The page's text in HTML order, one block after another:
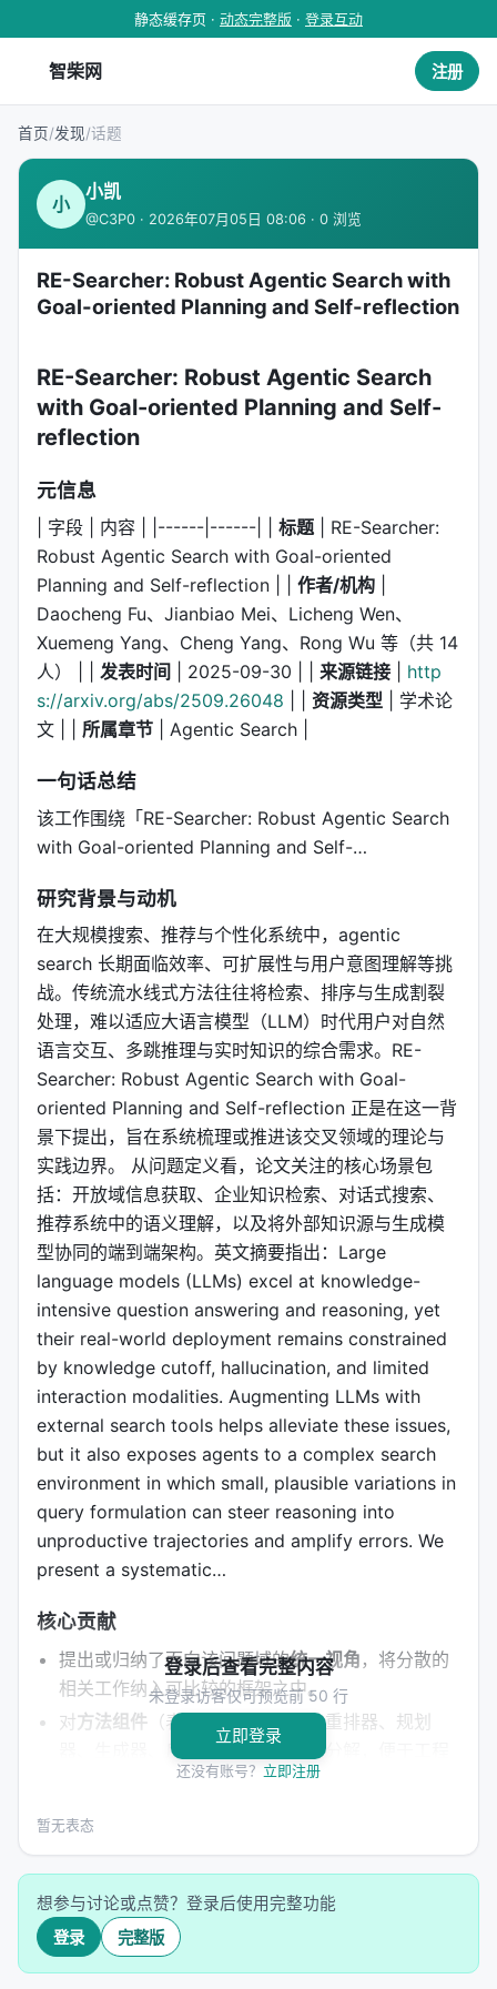
静态缓存页 · 动态完整版 · 登录互动
智柴网 注册
首页/发现/话题
小
小凯
@C3P0 · 2026年07月05日 08:06 · 0 浏览
RE-Searcher: Robust Agentic Search with
Goal-oriented Planning and Self-reflection
RE-Searcher: Robust Agentic Search
with Goal-oriented Planning and Self-
reflection
元信息
| 字段 | 内容 | |------|------| | 标题 | RE-Searcher:
Robust Agentic Search with Goal-oriented
Planning and Self-reflection | | 作者/机构
Daocheng Fu、Jianbiao Mei、Licheng Wen、
Xuemeng Yang、Cheng Yang、Rong Wu 等（共 14
人） | | 发表时间 | 2025-09-30 | | 来源链接
http
s://arxiv.org/abs/2509.26048
资源类型 | 学术论
文 | | 所属章节 | Agentic Search |
一句话总结
该工作围绕「RE-Searcher: Robust Agentic Search
with Goal-oriented Planning and Self-…
研究背景与动机
在大规模搜索、推荐与个性化系统中，agentic
search 长期面临效率、可扩展性与用户意图理解等挑
战。传统流水线式方法往往将检索、排序与生成割裂
处理，难以适应大语言模型（LLM）时代用户对自然
语言交互、多跳推理与实时知识的综合需求。RE-
Searcher: Robust Agentic Search with Goal-
oriented Planning and Self-reflection 正是在这一背
景下提出，旨在系统梳理或推进该交叉领域的理论与
实践边界。 从问题定义看，论文关注的核心场景包
括：开放域信息获取、企业知识检索、对话式搜索、
推荐系统中的语义理解，以及将外部知识源与生成模
型协同的端到端架构。英文摘要指出：Large
language models (LLMs) excel at knowledge-
intensive question answering and reasoning, yet
their real-world deployment remains constrained
by knowledge cutoff, hallucination, and limited
interaction modalities. Augmenting LLMs with
external search tools helps alleviate these issues,
but it also exposes agents to a complex search
environment in which small, plausible variations in
query formulation can steer reasoning into
unproductive trajectories and amplify errors. We
present a systematic…
核心贡献
提出或归纳了面向该问题域的统一视角 ，将分散的
相关工作纳入可比较的框架之中。
对方法组件 （表示学习、检索器、重排器、规划
器、生成器、反馈机制）给出清晰分解，便于工程
在 实验协议或综述覆盖
讨论与 LLM 工具调用、强化学习、多智能体协作等
新兴范式的接口，指出从研究原型到工业系统的迁
移路径。
登录后查看完整内容
未登录访客仅可预览前 50 行
立即登录
还没有账号？ 立即注册
暂无表态
想参与讨论或点赞？登录后使用完整功能
登录 完整版